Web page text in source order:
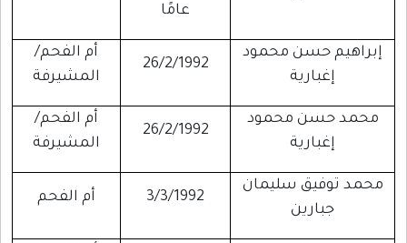
عامًا
إبراهيم حسن محمود
إغبارية
26/2/1992
أم الفحم/
المشيرفة
محمد حسن محمود
إغبارية
26/2/1992
أم الفحم/
المشيرفة
محمد توفيق سليمان
جبارين
3/3/1992 أم الفحم